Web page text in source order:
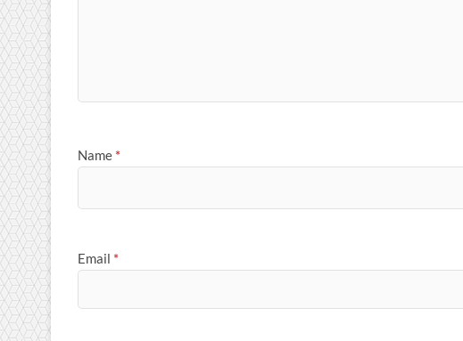
Name *
Email *